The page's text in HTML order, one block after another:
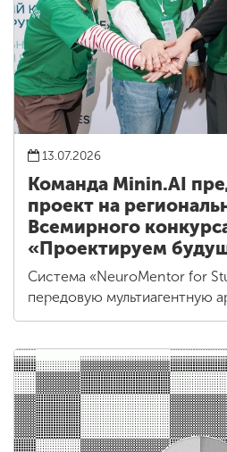
13.07.2026
Команда Minin.AI
проект на
Всемирного
«Проектируем
Система «NeuroMentor for
передовую мультиагентную